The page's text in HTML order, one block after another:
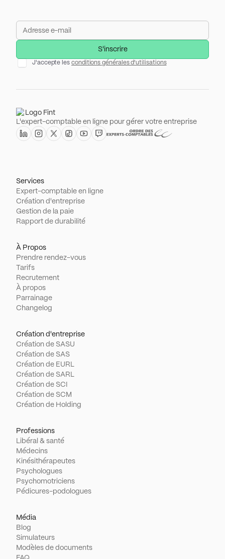
J'accepte les conditions générales d'utilisations
L'expert-comptable en ligne pour gérer votre entreprise
Services
Expert-comptable en ligne
Création d'entreprise
Gestion de la paie
Rapport de durabilité
À Propos
Prendre rendez-vous
Tarifs
Recrutement
À propos
Parrainage
Changelog
Création d'entreprise
Création de SASU
Création de SAS
Création de EURL
Création de SARL
Création de SCI
Création de SCM
Création de Holding
Professions
Libéral & santé
Médecins
Kinésithérapeutes
Psychologues
Psychomotriciens
Pédicures-podologues
Média
Blog
Simulateurs
Modèles de documents